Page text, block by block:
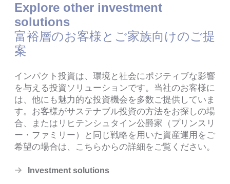
Explore other investment
solutions
富裕層のお客様とご家族向けのご提
案
インパクト投資は、環境と社会にポジティブな影響
を与える投資ソリューションです。当社のお客様に
は、他にも魅力的な投資機会を多数ご提供していま
す。お客様がサステナブル投資の方法をお探しの場
合、またはリヒテンシュタイン公爵家（プリンスリ
ー・ファミリー）と同じ戦略を用いた資産運用をご
希望の場合は、こちらからの詳細をご覧ください。
Investment solutions